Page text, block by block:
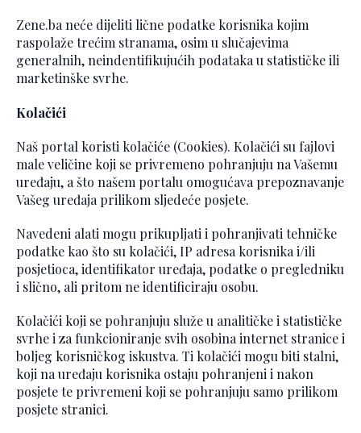
Zene.ba neće dijeliti lične podatke korisnika kojim
raspolaže trećim stranama, osim u slučajevima
generalnih, neindentifikujućih podataka u statističke ili
marketinške svrhe.
Kolačići
Naš portal koristi kolačiće (Cookies). Kolačići su fajlovi
male veličine koji se privremeno pohranjuju na Vašemu
uređaju, a što našem portalu omogućava prepoznavanje
Vašeg uređaja prilikom sljedeće posjete.
Navedeni alati mogu prikupljati i pohranjivati tehničke
podatke kao što su kolačići, IP adresa korisnika i/ili
posjetioca, identifikator uređaja, podatke o pregledniku
i slično, ali pritom ne identificiraju osobu.
Kolačići koji se pohranjuju služe u analitičke i statističke
svrhe i za funkcioniranje svih osobina internet stranice i
boljeg korisničkog iskustva. Ti kolačići mogu biti stalni,
koji na uređaju korisnika ostaju pohranjeni i nakon
posjete te privremeni koji se pohranjuju samo prilikom
posjete stranici.